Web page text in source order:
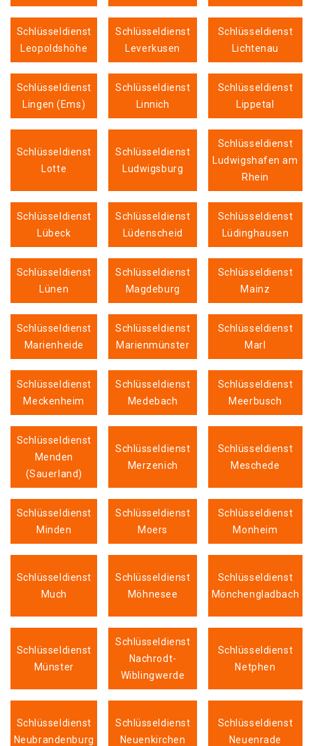
Schlüsseldienst
Leopoldshöhe
Schlüsseldienst
Leverkusen
Schlüsseldienst
Lichtenau
Schlüsseldienst
Lingen (Ems)
Schlüsseldienst
Linnich
Schlüsseldienst
Lippetal
Schlüsseldienst
Lotte
Schlüsseldienst
Ludwigsburg
Schlüsseldienst
Ludwigshafen am
Rhein
Schlüsseldienst
Lübeck
Schlüsseldienst
Lüdenscheid
Schlüsseldienst
Lüdinghausen
Schlüsseldienst
Lünen
Schlüsseldienst
Magdeburg
Schlüsseldienst
Mainz
Schlüsseldienst
Marienheide
Schlüsseldienst
Marienmünster
Schlüsseldienst
Marl
Schlüsseldienst
Meckenheim
Schlüsseldienst
Medebach
Schlüsseldienst
Meerbusch
Schlüsseldienst
Menden
(Sauerland)
Schlüsseldienst
Merzenich
Schlüsseldienst
Meschede
Schlüsseldienst
Minden
Schlüsseldienst
Moers
Schlüsseldienst
Monheim
Schlüsseldienst
Much
Schlüsseldienst
Möhnesee
Schlüsseldienst
Mönchengladbach
Schlüsseldienst
Münster
Schlüsseldienst
Nachrodt-
Wiblingwerde
Schlüsseldienst
Netphen
Schlüsseldienst
Neubrandenburg
Schlüsseldienst
Neuenkirchen
Schlüsseldienst
Neuenrade